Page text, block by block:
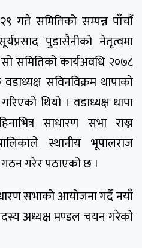
गते समितिको सम्पन्न पाँचौं
पुडासैनीको नेतृत्वमा
समितिको कार्यअवधि २०७८
सविनविक्रम थापाको
थियो । वडाध्यक्ष थापा
साधारण सभा राख्न
स्थानीय भूपालराज
गरेर पठाएको छ ।
सभाको आयोजना गर्दै नयाँ
अध्यक्ष मण्डल चयन गरेको